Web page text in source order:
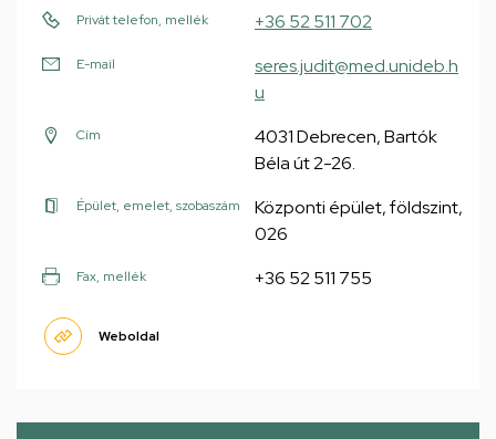
Privát telefon, mellék +36 52 511 702
E-mail
seres.judit@med.unideb.h
u
Cím
4031 Debrecen, Bartók
Béla út 2-26.
Épület, emelet, szobaszám
Központi épület, földszint,
026
Fax, mellék +36 52 511 755
Weboldal